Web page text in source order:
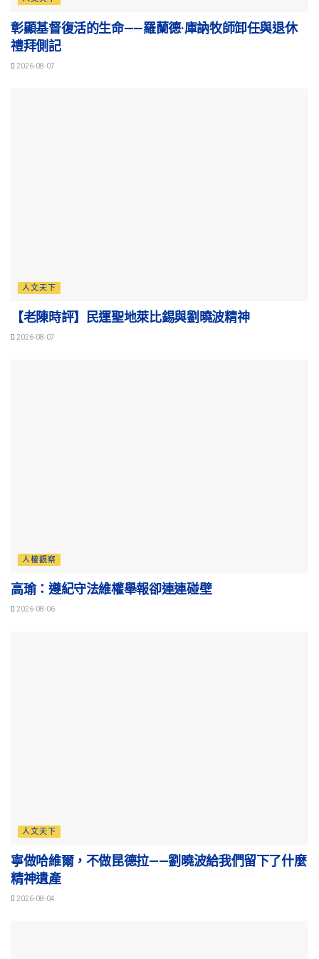
彰顯基督復活的生命——羅蘭德·庫訥牧師卸任與退休
禮拜側記
2026-08-07
人文天下
【老陳時評】民運聖地萊比錫與劉曉波精神
2026-08-07
人權觀察
高瑜：遵紀守法維權舉報卻連連碰壁
2026-08-06
人文天下
寧做哈維爾，不做昆德拉——劉曉波給我們留下了什麼
精神遺產
2026-08-04